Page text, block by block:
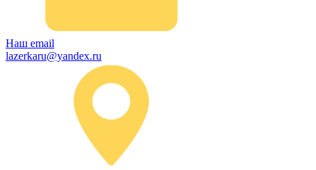
Наш email
lazerkaru@yandex.ru